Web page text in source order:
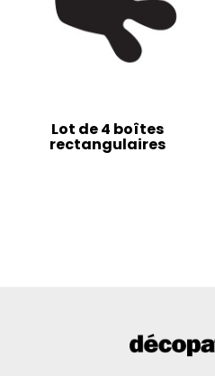
Lot de 4 boîtes
rectangulaires